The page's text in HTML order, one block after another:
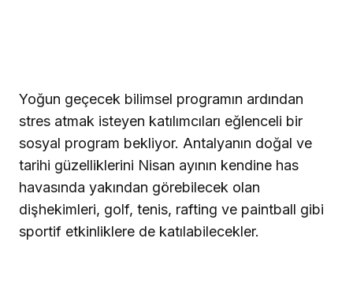
Yoğun geçecek bilimsel programın ardından
stres atmak isteyen katılımcıları eğlenceli bir
sosyal program bekliyor. Antalyanın doğal ve
tarihi güzelliklerini Nisan ayının kendine has
havasında yakından görebilecek olan
dişhekimleri, golf, tenis, rafting ve paintball gibi
sportif etkinliklere de katılabilecekler.